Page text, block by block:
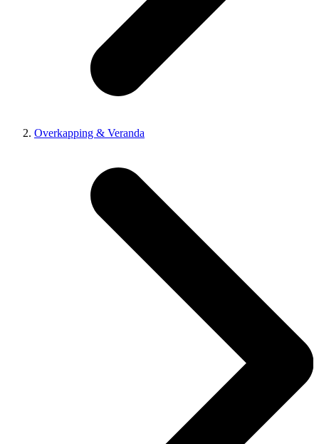
Overkapping & Veranda